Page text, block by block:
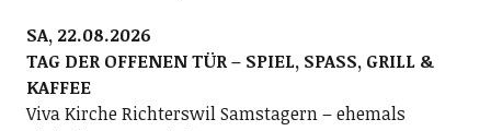
SA, 22.08.2026
TAG DER OFFENEN TÜR – SPIEL, SPASS, GRILL &
KAFFEE
Viva Kirche Richterswil Samstagern – ehemals